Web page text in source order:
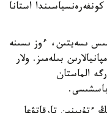
استانا
ىسەيتىن، ءوز ىسىنە
بىلەمىز. ولار
الماستان
باسشىسى.